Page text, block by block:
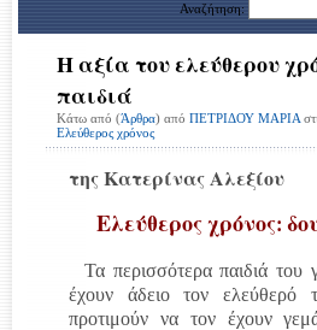
Αναζήτηση:
Η αξία του ελεύθερου
παιδιά
Κάτω από (Άρθρα) από ΠΕΤΡΙΔΟΥ ΜΑΡΙΑ
Ελεύθερος χρόνος
της Κατερίνας Αλεξίου
Ελεύθερος χρόνος:
Τα περισσότερα παιδιά του
έχουν άδειο τον ελεύθερό
προτιμούν να τον έχουν